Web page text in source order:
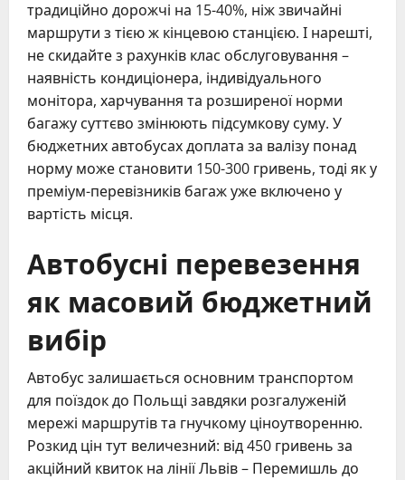
традиційно дорожчі на 15-40%, ніж звичайні
маршрути з тією ж кінцевою станцією. І нарешті,
не скидайте з рахунків клас обслуговування –
наявність кондиціонера, індивідуального
монітора, харчування та розширеної норми
багажу суттєво змінюють підсумкову суму. У
бюджетних автобусах доплата за валізу понад
норму може становити 150-300 гривень, тоді як у
преміум-перевізників багаж уже включено у
вартість місця.
Автобусні перевезення
як масовий бюджетний
вибір
Автобус залишається основним транспортом
для поїздок до Польщі завдяки розгалуженій
мережі маршрутів та гнучкому ціноутворенню.
Розкид цін тут величезний: від 450 гривень за
акційний квиток на лінії Львів – Перемишль до